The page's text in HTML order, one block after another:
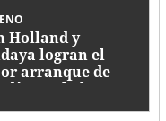
Holland y
logran el
arranque de
días en la historia